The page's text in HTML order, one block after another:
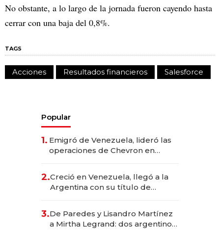
No obstante, a lo largo de la jornada fueron cayendo hasta
cerrar con una baja del 0,8%.
TAGS
Acciones Resultados financieros Salesforce
Popular
1. Emigró de Venezuela, lideró las
operaciones de Chevron en
2.Creció en Venezuela, llegó a la
Argentina con su título de
las marcas "fast premium"
3.De Paredes y Lisandro Martínez
a Mirtha Legrand: dos argentinos